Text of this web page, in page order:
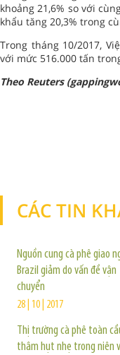
khoảng 21,6% so với
khẩu tăng 20,3% trong
Trong tháng 10/2017,
với mức 516.000 tấn
Theo Reuters
CÁC TIN
Nguồn cung cà phê giao
Brazil giảm do vấn đề vận
chuyển
28 | 10 | 2017
Thị trường cà phê toàn
thâm hụt nhẹ trong niên